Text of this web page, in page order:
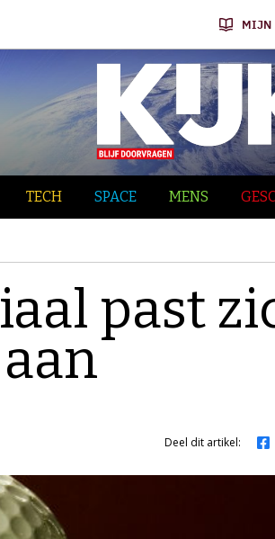
MIJN
TECH SPACE MENS
past
Deel dit artikel: